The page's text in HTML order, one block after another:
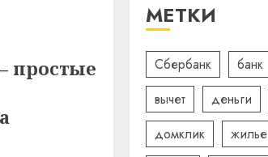
простые
МЕТКИ
Сбербанк банк
вычет
деньги
домклик
жилье